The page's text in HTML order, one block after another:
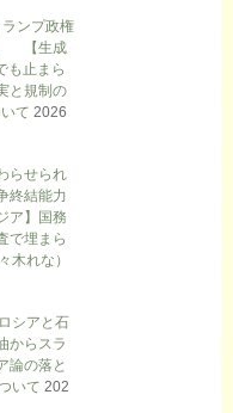
ランプ政権
【生成
も止まら
と規制の
て 2026
らせられ
終結能力
ア】国務
で埋まら
れな）
シアと石
らスラ
論の落と
いて 202